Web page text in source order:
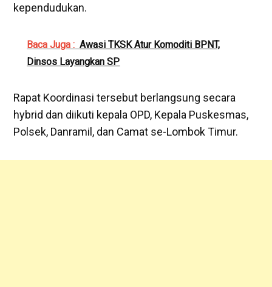
kependudukan.
Baca Juga : Awasi TKSK Atur Komoditi BPNT,
Dinsos Layangkan SP
Rapat Koordinasi tersebut berlangsung secara
hybrid dan diikuti kepala OPD, Kepala Puskesmas,
Polsek, Danramil, dan Camat se-Lombok Timur.